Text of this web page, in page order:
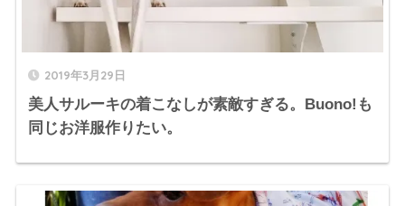
2019年3月29日
美人サルーキの着こなしが素敵すぎる。Buono!も
同じお洋服作りたい。